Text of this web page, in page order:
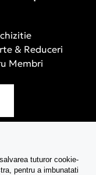
& Reduceri
Membri
tuturor cookie-
pentru a imbunatati